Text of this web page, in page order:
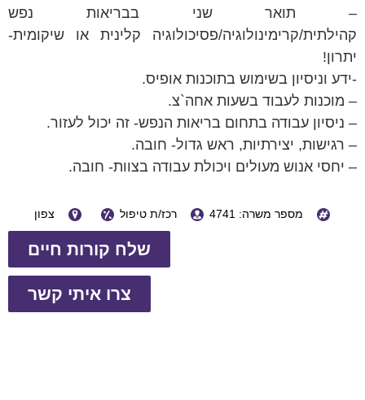
– תואר שני בבריאות נפש
קהילתית/קרימינולוגיה/פסיכולוגיה קלינית או שיקומית-
יתרון!
-ידע וניסיון בשימוש בתוכנות אופיס.
– מוכנות לעבוד בשעות אחה`צ.
– ניסיון עבודה בתחום בריאות הנפש- זה יכול לעזור.
– רגישות, יצירתיות, ראש גדול- חובה.
– יחסי אנוש מעולים ויכולת עבודה בצוות- חובה.
מספר משרה: 4741 רכז/ת טיפול צפון
שלח קורות חיים
צרו איתי קשר